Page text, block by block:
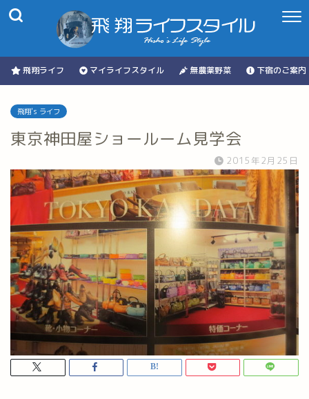
飛翔ライフ マイライフスタイル 無農薬野菜 下宿のご案内
飛翔's ライフ
東京神田屋ショールーム見学会
2015年2月25日